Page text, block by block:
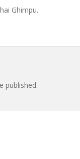
Ghimpu.
published.